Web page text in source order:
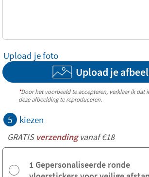
Upload je foto
Upload je
*Door het voorbeeld te accepteren, verklaar ik dat
deze afbeelding te reproduceren.
5 kiezen
GRATISverzendingvanaf €18
1 Gepersonaliseerde ronde